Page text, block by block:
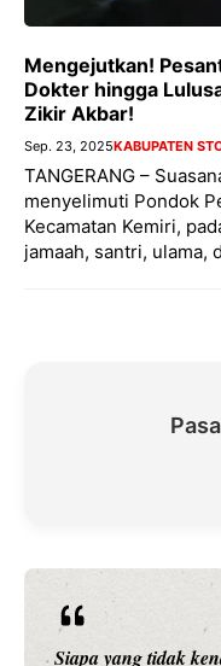
Mengejutkan!
Dokter hingga
Zikir Akbar!
Sep. 23, 2025KABUPATEN
TANGERANG –
menyelimuti Pondok
Kecamatan Kemiri,
jamaah, santri, ulama,
Siapa yang tidak